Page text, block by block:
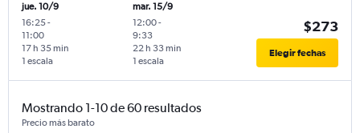
jue. 10/9
16:25-
11:00
1 escala
17 h 35 min
mar. 15/9
12:00-
9:33
1 escala
22 h 33 min
$273
Elegir fechas
Mostrando 1-10 de 60 resultados
Precio más barato